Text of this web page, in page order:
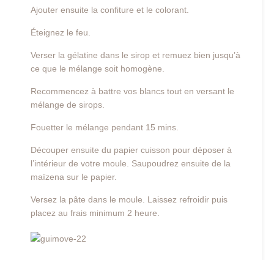
Ajouter ensuite la confiture et le colorant.
Éteignez le feu.
Verser la gélatine dans le sirop et remuez bien jusqu’à
ce que le mélange soit homogène.
Recommencez à battre vos blancs tout en versant le
mélange de sirops.
Fouetter le mélange pendant 15 mins.
Découper ensuite du papier cuisson pour déposer à
l’intérieur de votre moule. Saupoudrez ensuite de la
maïzena sur le papier.
Versez la pâte dans le moule. Laissez refroidir puis
placez au frais minimum 2 heure.